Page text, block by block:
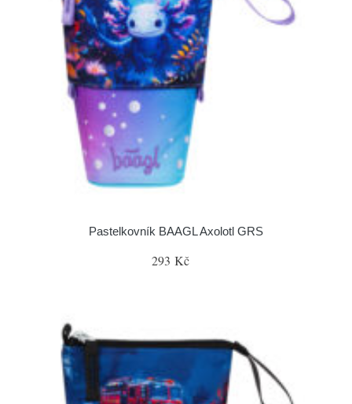
Pastelkovník BAAGL Axolotl GRS
293 Kč